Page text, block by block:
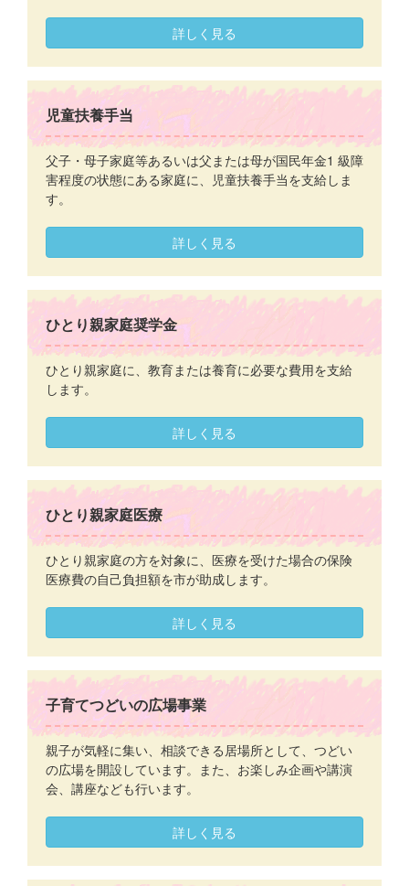
詳しく見る
児童扶養手当
父子・母子家庭等あるいは父または母が国民年金1 級障
害程度の状態にある家庭に、児童扶養手当を支給しま
す。
詳しく見る
ひとり親家庭奨学金
ひとり親家庭に、教育または養育に必要な費用を支給
します。
詳しく見る
ひとり親家庭医療
ひとり親家庭の方を対象に、医療を受けた場合の保険
医療費の自己負担額を市が助成します。
詳しく見る
子育てつどいの広場事業
親子が気軽に集い、相談できる居場所として、つどい
の広場を開設しています。また、お楽しみ企画や講演
会、講座なども行います。
詳しく見る